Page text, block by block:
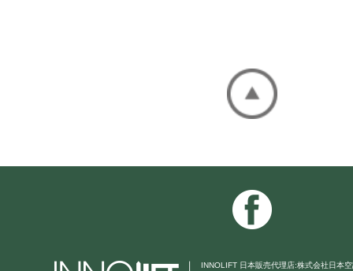
INNOLIFT 日本販売代理店:株式会社日本